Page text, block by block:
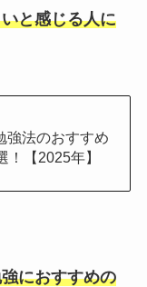
と感じる人に
強法のおすすめ
！【2025年】
におすすめの